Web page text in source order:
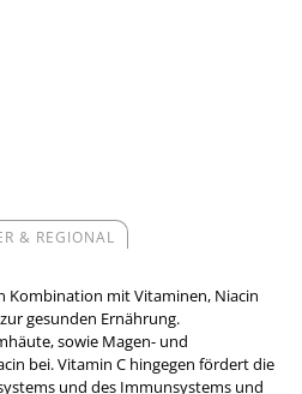
& REGIONAL
Kombination mit Vitaminen, Niacin
gesunden Ernährung.
sowie Magen- und
bei. Vitamin C hingegen fördert die
und des Immunsystems und